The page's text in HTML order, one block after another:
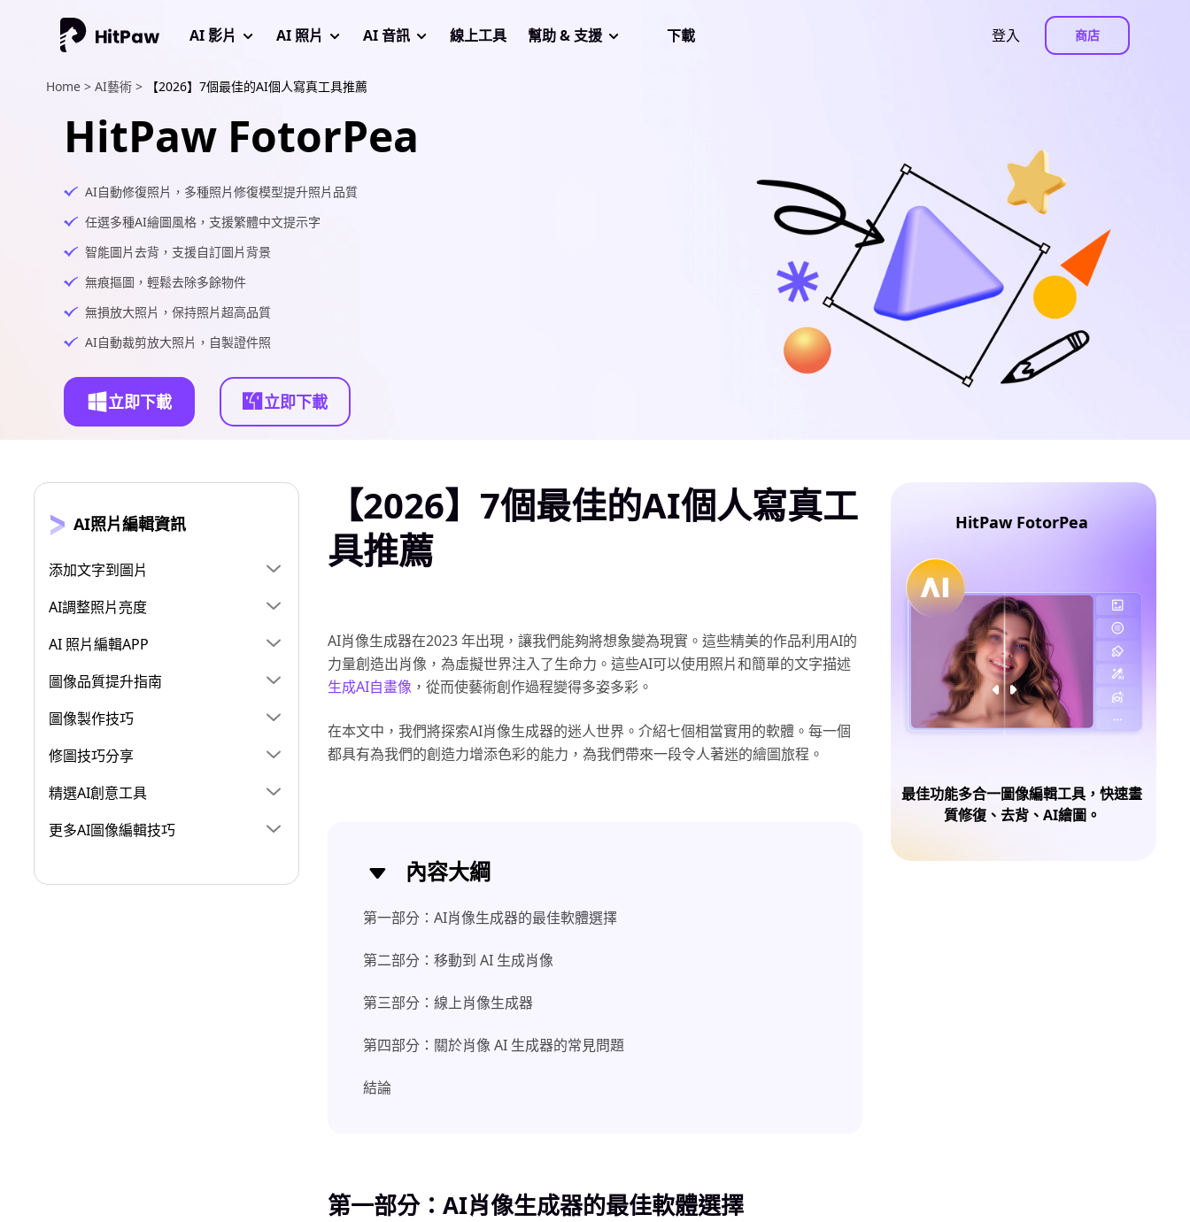
登入 商店
AI 影片 AI 照片 AI 音訊 線上工具 幫助 & 支援 下載
Home > AI藝術 > 【2026】7個最佳的AI個人寫真工具推薦
HitPaw FotorPea
AI自動修復照片，多種照片修復模型提升照片品質
任選多種AI繪圖風格，支援繁體中文提示字
智能圖片去背，支援自訂圖片背景
無痕摳圖，輕鬆去除多餘物件
無損放大照片，保持照片超高品質
AI自動裁剪放大照片，自製證件照
立即下載 立即下載
AI照片編輯資訊
添加文字到圖片
AI調整照片亮度
AI 照片編輯APP
圖像品質提升指南
圖像製作技巧
修圖技巧分享
精選AI創意工具
更多AI圖像編輯技巧
【2026】7個最佳的AI個人寫真工
具推薦
AI肖像生成器在2023 年出現，讓我們能夠將想象變為現實。這些精美的作品利用AI的
力量創造出肖像，為虛擬世界注入了生命力。這些AI可以使用照片和簡單的文字描述
生成AI自畫像 ，從而使藝術創作過程變得多姿多彩。
在本文中，我們將探索AI肖像生成器的迷人世界。介紹七個相當實用的軟體。每一個
都具有為我們的創造力增添色彩的能力，為我們帶來一段令人著迷的繪圖旅程。
內容大綱
第一部分：AI肖像生成器的最佳軟體選擇
第二部分：移動到 AI 生成肖像
第三部分：線上肖像生成器
第四部分：關於肖像 AI 生成器的常見問題
結論
第一部分：AI肖像生成器的最佳軟體選擇
HitPaw FotorPea
最佳功能多合一圖像編輯工具，快速畫
質修復、去背、AI繪圖。